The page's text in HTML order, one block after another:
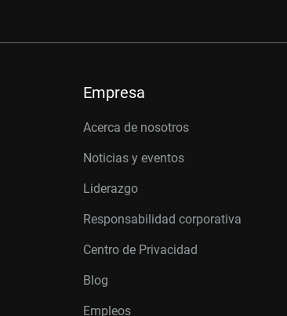
Empresa
Acerca de nosotros
Noticias y eventos
Liderazgo
Responsabilidad corporativa
Centro de Privacidad
Blog
Empleos